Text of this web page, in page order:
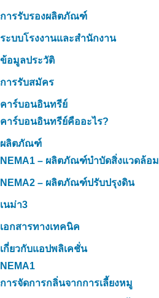
การรับรองผลิตภัณฑ์
ระบบโรงงานและสำนักงาน
ข้อมูลประวัติ
การรับสมัคร
คาร์บอนอินทรีย์
คาร์บอนอินทรีย์คืออะไร?
ผลิตภัณฑ์
NEMA1 – ผลิตภัณฑ์บำบัดสิ่งแวดล้อม
NEMA2 – ผลิตภัณฑ์ปรับปรุงดิน
เนม่า3
เอกสารทางเทคนิค
เกี่ยวกับแอปพลิเคชั่น
NEMA1
การจัดการกลิ่นจากการเลี้ยงหมู